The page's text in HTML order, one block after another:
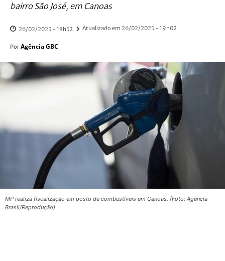
bairro São José, em Canoas
26/02/2025 - 18h52 Atualizado em 26/02/2025 - 19h02
Por Agência GBC
MP realiza fiscalização em posto de combustíveis em Canoas. (Foto: Agência
Brasil/Reprodução)